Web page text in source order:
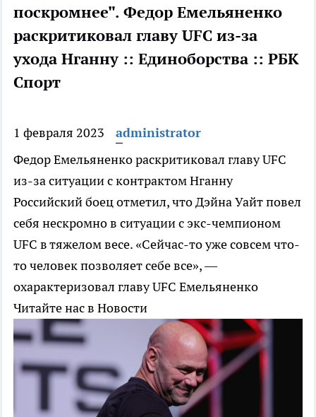
поскромнее". Федор Емельяненко
раскритиковал главу UFC из-за
ухода Нганну :: Единоборства :: РБК
Спорт
1 февраля 2023
administrator
Федор Емельяненко раскритиковал главу UFC
из-за ситуации с контрактом Нганну
Российский боец отметил, что Дэйна Уайт повел
себя нескромно в ситуации с экс-чемпионом
UFC в тяжелом весе. «Сейчас-то уже совсем что-
то человек позволяет себе все», —
охарактеризовал главу UFC Емельяненко
Читайте нас в Новости